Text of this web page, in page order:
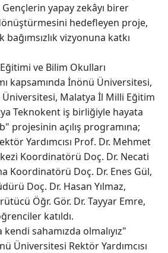
Gençlerin yapay zekâyı birer
hedefleyen proje,
vizyonuna katkı
ve Bilim Okulları
kapsamında İnönü Üniversitesi,
Malatya İl Milli Eğitim
Teknokent iş birliğiyle hayata
projesinin açılış programına;
Yardımcısı Prof. Dr. Mehmet
Koordinatörü Doç. Dr. Necati
Koordinatörü Doç. Dr. Enes Gül,
Doç. Dr. Hasan Yılmaz,
Öğr. Gör. Dr. Tayyar Emre,
katıldı.
sahamızda olmalıyız"
Üniversitesi Rektör Yardımcısı